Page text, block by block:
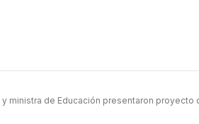
ministra de Educación presentaron